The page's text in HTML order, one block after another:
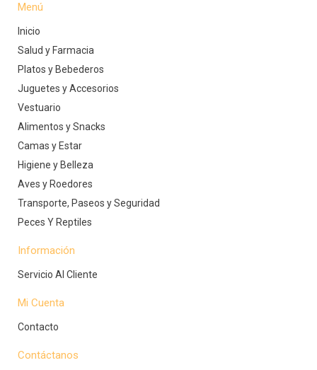
Menú
Inicio
Salud y Farmacia
Platos y Bebederos
Juguetes y Accesorios
Vestuario
Alimentos y Snacks
Camas y Estar
Higiene y Belleza
Aves y Roedores
Transporte, Paseos y Seguridad
Peces Y Reptiles
Información
Servicio Al Cliente
Mi Cuenta
Contacto
Contáctanos